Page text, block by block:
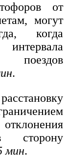
от
могут
когда
поездов
.
сторону
мин.